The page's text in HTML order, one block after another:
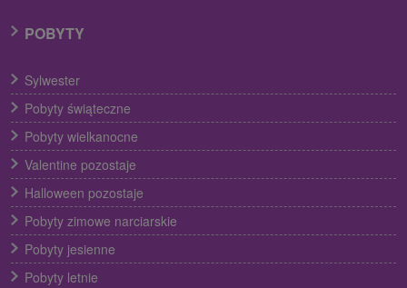
POBYTY
Sylwester
Pobyty świąteczne
Pobyty wielkanocne
Valentine pozostaje
Halloween pozostaje
Pobyty zimowe narciarskie
Pobyty jesienne
Pobyty letnie